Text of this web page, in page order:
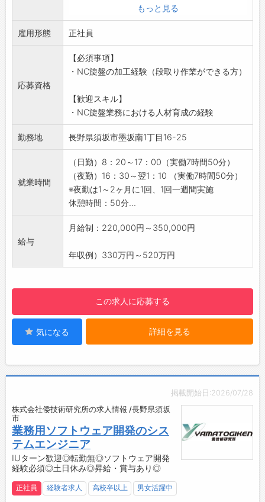
・社員同士のコミュニケーションが活発
・相談しやすく馴染みやすい職場
・チームワークを大切にしています！
【社内設備】
・コーヒー、ウォーターサーバーあり
・自動販売機あり
・多目的休憩室あり
・仕出し弁当あり
はじめまして、株式会社Aizakiリクルートメン
トチームです。
この度は弊社求人をご覧いただき、誠にありが
とうございます！
当社は長野県須坂市内にある製造業の会社で
す。工作機械を使って精密金属部品の製造と通
信用・音響用のプラグジャックの製造販売を行
会社HP：https://www.aizaki.co.jp/
会社の強みといたしまして、国家技能資格を有
またマシニングセンター、5軸複合旋盤、CNC
旋盤、平面研削盤、ワイヤー放電加工機等様々
な機械を保有し、その数は40台以上となりま
す。そして当社在籍のSEが構築した独自の生産
期・コスト等を一元管理できている
ため、無数にある受注にも無駄なく効率的に対
ベトナムに10％子会社である「Aizaki Vietnam
Co.,Ltd」を保有しています。2015年に操業を
開始して以降、現在人員規模
は日本本社以上となりました。また日本と同等
の技術力によって高精度の加工と高品質の維
持、納期対応を実現できています。
今回は本社工場でMCオペレーターを募集いた
【具体的な業務内容】
当社NC旋盤グループにて「加工プログラミン
グ」「ツールセット・寸法出し」などの機械段
取り、「加工オペレーション」を担当していた
だきます。
能力次第では機械の段取り作業を中心に行い、
ことになります。
主な製品は産業用機器部品となり、加工ワーク
は鉄・ステンレス・アルミで、他にチタンなど
の特殊合金があります。
が多いため、多品種生産に対応していただくこ
とになります。
【おすすめポイント】
・マイカー通勤OK（無料駐車場完備）
・昇給賞与あり
得可）
得可能）
◎仕事もプライベートも充実できる環境です♪
【1日のスケジュール例】
8：25 朝 礼
12：00 休 憩
15：00 作業開始
16：55 掃 除
17：00 夕礼、終業
【研修制度・ステップアップ】
・徐々に仕事や環境に慣れていただけるペース
でお任せいたしますので安心いただける職場環
境です。
もっと見る
雇用形態 正社員
応募資格
【必須事項】
・NC旋盤の加工経験（段取り作業ができる方）
【歓迎スキル】
・NC旋盤業務における人材育成の経験
勤務地 長野県須坂市墨坂南1丁目16-25
就業時間
（日勤）8：20～17：00（実働7時間50分）
（夜勤）16：30～翌1：10 （実働7時間50分）
※夜勤は1～2ヶ月に1回、1回一週間実施
休憩時間：50分...
給与
月給制：220,000円～350,000円
年収例）330万円～520万円
この求人に応募する
気になる 詳細を見る
掲載開始日:2026/07/28
株式会社倭技術研究所の求人情報 /長野県須坂
市
業務用ソフトウェア開発のシス
テムエンジニア
IUターン歓迎◎転勤無◎ソフトウェア開発
経験必須◎土日休み◎昇給・賞与あり◎
正社員 経験者求人 高校卒以上 男女活躍中